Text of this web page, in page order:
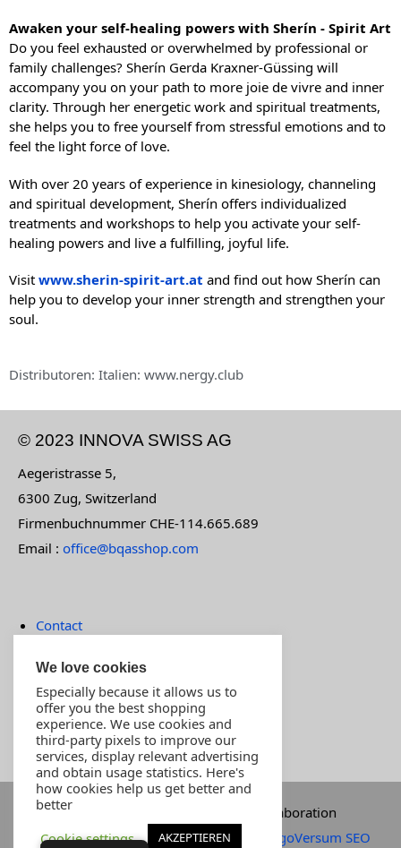
Awaken your self-healing powers with Sherín - Spirit Art
Do you feel exhausted or overwhelmed by professional or
family challenges? Sherín Gerda Kraxner-Güssing will
accompany you on your path to more joie de vivre and inner
clarity. Through her energetic work and spiritual treatments,
she helps you to free yourself from stressful emotions and to
feel the light force of love.
With over 20 years of experience in kinesiology, channeling
and spiritual development, Sherín offers individualized
treatments and workshops to help you activate your self-
healing powers and live a fulfilling, joyful life.
Visit www.sherin-spirit-art.at and find out how Sherín can
help you to develop your inner strength and strengthen your
soul.
Distributoren: Italien: www.nergy.club
© 2023 INNOVA SWISS AG
Aegeristrasse 5,
6300 Zug, Switzerland
Firmenbuchnummer CHE-114.665.689
Email : office@bqasshop.com
Contact
Imprint
MOST POPULAR PRODUCTS
Customer support
Store
Commissioned by INNOVA SWISS in a collaboration
between D4 visions Diego Mutinelli &
MingoVersum SEO
We love cookies
Especially because it allows us to
offer you the best shopping
experience. We use cookies and
third-party pixels to improve our
services, display relevant advertising
and obtain usage statistics. Here's
how cookies help us get better and
better
Cookie settings
AKZEPTIEREN